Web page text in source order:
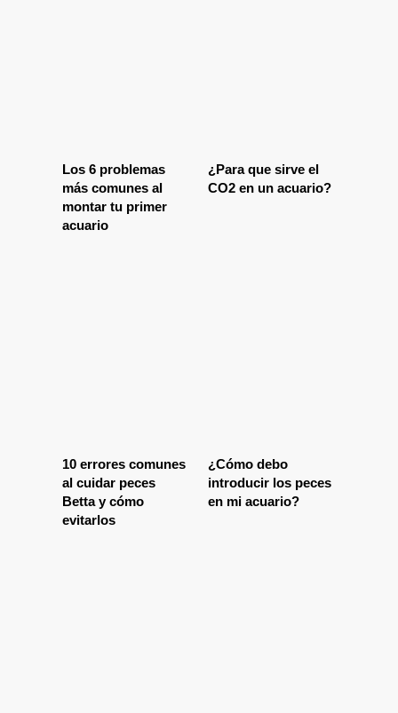
Los 6 problemas
más comunes al
montar tu primer
acuario
¿Para que sirve el
CO2 en un acuario?
10 errores comunes
al cuidar peces
Betta y cómo
evitarlos
¿Cómo debo
introducir los peces
en mi acuario?